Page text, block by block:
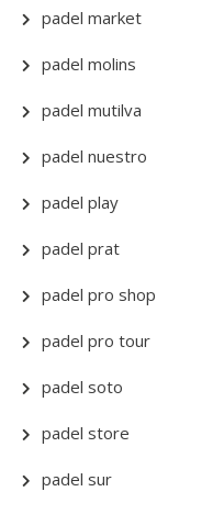
padel market
padel molins
padel mutilva
padel nuestro
padel play
padel prat
padel pro shop
padel pro tour
padel soto
padel store
padel sur